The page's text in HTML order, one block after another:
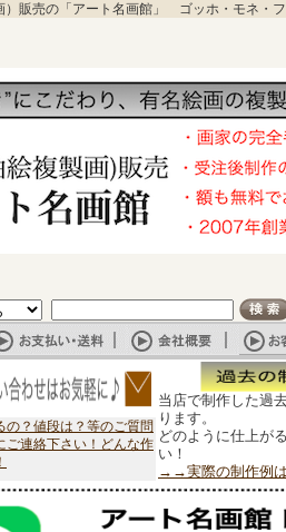
）販売の「アート名画館」 ゴッホ・モネ・
の？値段は？等のご質問
ご連絡下さい！どんな作
当店で制作した過
ります。
どのように仕上が
い！
→→実際の制作例